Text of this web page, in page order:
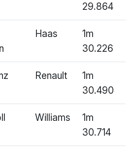
29.864
Haas
1m
30.226
Renault
1m
30.490
Williams
1m
30.714